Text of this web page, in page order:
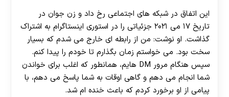
این اتفاق در شبکه های اجتماعی رخ داد و زن جوان در
تاریخ ۱۷ می ۲۰۲۱ جزئیاتی را در استوری اینستاگرام به اشتراک
گذاشت. او نوشت: من از رابطه ای خارج می شدم که بسیار
سخت بود. می خواستم زمان بگذارم تا خودم را پیدا کنم.
سپس هنگام مرور DM هایم، همانطور که اغلب برای خواندن
شما انجام می دهم و گاهی اوقات به شما پاسخ می دهم، با
پیامی از او برخورد کردم که باعث خنده ام شد.